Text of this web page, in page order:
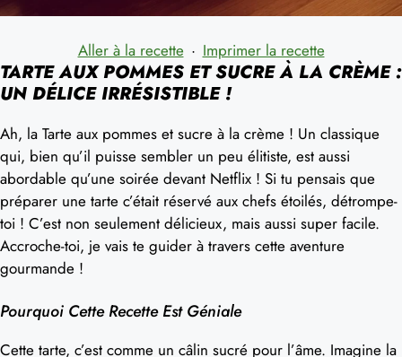
Aller à la recette · Imprimer la recette
TARTE AUX POMMES ET SUCRE À LA CRÈME :
UN DÉLICE IRRÉSISTIBLE !
Ah, la Tarte aux pommes et sucre à la crème ! Un classique
qui, bien qu’il puisse sembler un peu élitiste, est aussi
abordable qu’une soirée devant Netflix ! Si tu pensais que
préparer une tarte c’était réservé aux chefs étoilés, détrompe-
toi ! C’est non seulement délicieux, mais aussi super facile.
Accroche-toi, je vais te guider à travers cette aventure
gourmande !
Pourquoi Cette Recette Est Géniale
Cette tarte, c’est comme un câlin sucré pour l’âme. Imagine la